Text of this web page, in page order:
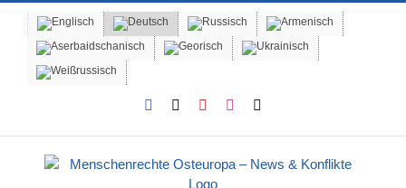
content
Facebook YouTubeInstagram